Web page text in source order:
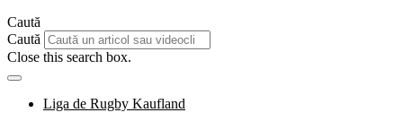
Caută
Caută
Close this search box.
Liga de Rugby Kaufland